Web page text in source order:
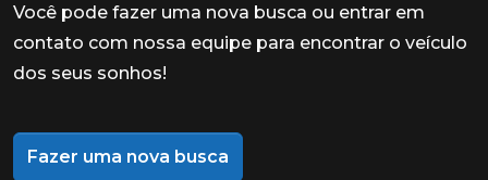
Você pode fazer uma nova busca ou entrar em
contato com nossa equipe para encontrar o veículo
dos seus sonhos!
Fazer uma nova busca